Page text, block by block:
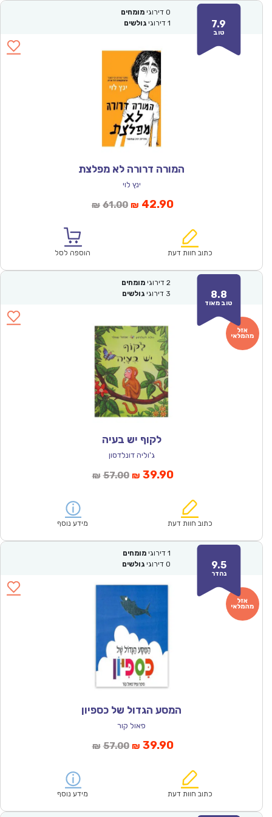
7.9
טוב
0 דירוגי מומחים
1 דירוגי גולשים
המורה דרורה לא מפלצת
ינץ לוי
₪ 61.00המחיר
₪61.00.
₪ 42.90המחיר
הוא:
כתוב חוות דעת הוספה לסל
8.8
טוב מאוד
2 דירוגי מומחים
3 דירוגי גולשים
לקוף יש בעיה
ג'וליה דונלדסון
₪ 57.00המחיר
₪57.00.
₪ 39.90המחיר
הוא:
כתוב חוות דעת מידע נוסף
9.5
נהדר
1 דירוגי מומחים
0 דירוגי גולשים
המסע הגדול של כספיון
פאול קור
₪ 57.00המחיר
₪57.00.
₪ 39.90המחיר
הוא:
כתוב חוות דעת מידע נוסף